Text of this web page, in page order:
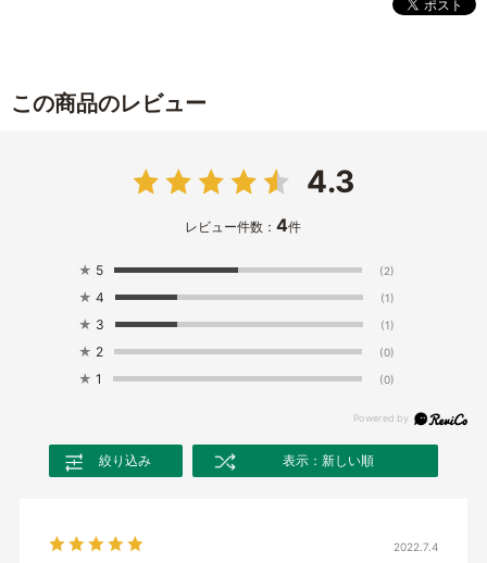
この商品のレビュー
4.3
レビュー件数：4件
★ 5 (2)
★ 4 (1)
★ 3 (1)
★ 2 (0)
★ 1 (0)
絞り込み 表示：新しい順
2022.7.4